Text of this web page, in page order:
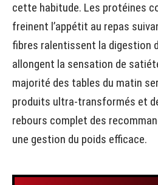
cette habitude. Les protéines
freinent l’appétit au repas
fibres ralentissent la digestion
allongent la sensation de
majorité des tables du matin
produits ultra-transformés et
rebours complet des
une gestion du poids efficace.